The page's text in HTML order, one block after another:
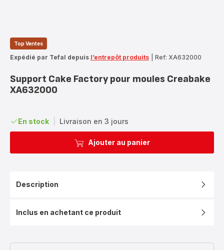
Top Ventes
Expédié par Tefal depuis l’entrepôt produits Ref: XA632000
Support Cake Factory pour moules Creabake
XA632000
En stock Livraison en 3 jours
Ajouter au panier
Description
Inclus en achetant ce produit